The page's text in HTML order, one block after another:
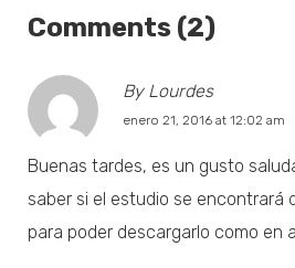
Comments (2)
By Lourdes
enero 21, 2016 at 12:02 am
Buenas tardes, es un gusto
saber si el estudio se encontrará
para poder descargarlo como en